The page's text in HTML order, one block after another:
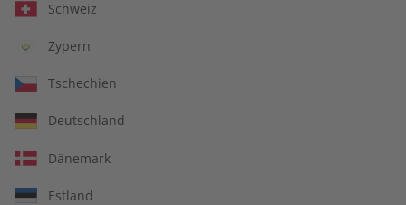
Schweiz
Zypern
Tschechien
Deutschland
Dänemark
Estland